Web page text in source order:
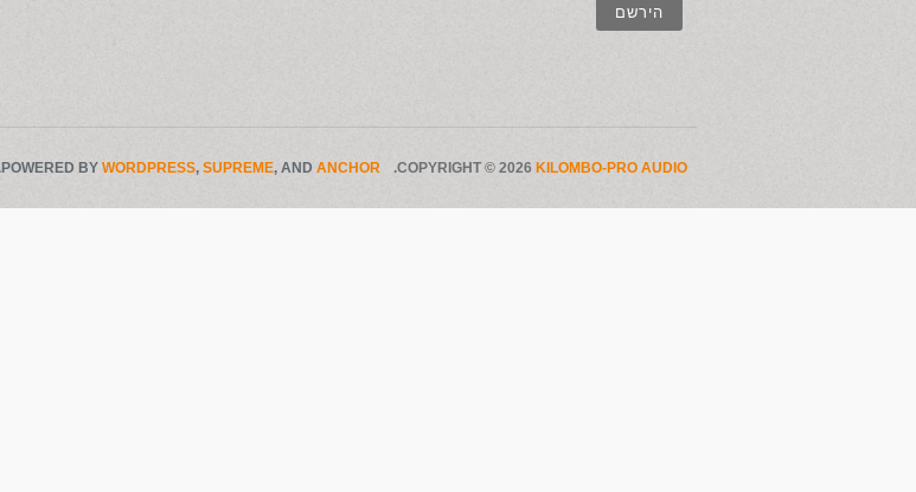
COPYRIGHT © 2026 KILOMBO-PRO AUDIO
.
POWERED BY WORDPRESS, SUPREME, AND ANCHOR